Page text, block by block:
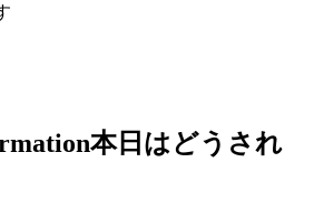
本日はどうされ